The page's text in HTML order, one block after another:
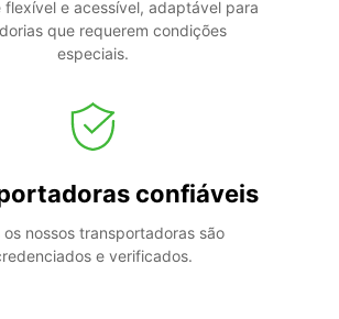
flexível e acessível, adaptável para
que requerem condições
especiais.
confiáveis
os nossos transportadoras são
e verificados.